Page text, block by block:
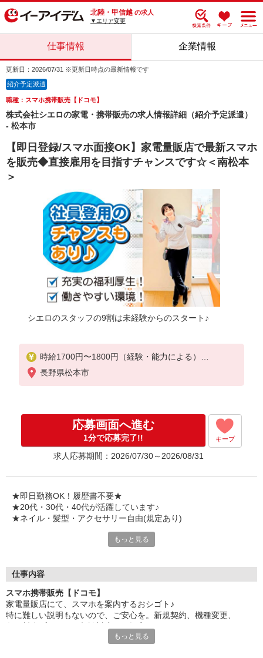
北陸・甲信越 の求人
▼エリア変更
仕事情報 企業情報
更新日：2026/07/31 ※更新日時点の最新情報です
紹介予定派遣
職種：スマホ携帯販売【ドコモ】
株式会社シエロの家電・携帯販売の求人情報詳細（紹介予定派遣）
- 松本市
【即日登録/スマホ面接OK】家電量販店で最新スマホ
を販売◆直接雇用を目指すチャンスです☆＜南松本
＞
シエロのスタッフの9割は未経験からのスタート♪
時給1700円〜1800円（経験・能力による）
※残業代支給
★交通費別途支給（規定あり）
入社祝い金10万円支給(規定有)
お友達を紹介頂くと,
インセンティブ支給(規定有)
゜・。○。・゜+゜・。○。・゜+゜
長野県松本市
応募画面へ進む
1分で応募完了!! キープ
求人応募期間：2026/07/30～2026/08/31
★即日勤務OK！履歴書不要★
★20代・30代・40代が活躍しています♪
★ネイル・髪型・アクセサリー自由(規定あり)
各キャリアの新機種が特別価格で購入OK！！
特別割引価格でご利用可能☆☆
お得に過ごしたいあなたの味方です♪
【選べるお仕事いろいろ】
もっと見る
仕事内容
スマホ携帯販売【ドコモ】
家電量販店にて、スマホを案内するおシゴト♪
特に難しい説明もないので、ご安心を。新規契約、機種変更、
もっと見る